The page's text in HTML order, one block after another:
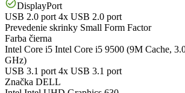
DisplayPort
USB 2.0 port 4x USB 2.0 port
Prevedenie skrinky Small Form Factor
Farba čierna
Intel Core i5 Intel Core i5 9500 (9M Cache,
GHz)
USB 3.1 port 4x USB 3.1 port
Značka DELL